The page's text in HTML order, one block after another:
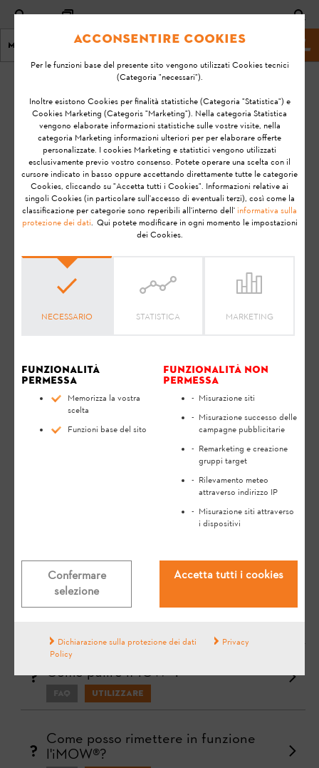
Menu Homepage
STIHL RMI 422 (VIKING MI 422)
FAQ relative al robot
tosaerba iMOW® RMI 422
Qui puoi trovare le risposte alle domande più
ricorrenti relative al robot tosaerba STIHL iMOW®
RMI 422(iMOW® 4).
Cosa bisogna tenere presente
quando si ripone l'iMOW® in
inverno?
Come pulire iMOW®?
FAQ Utilizzare
Come posso rimettere in funzione
l'iMOW®?
Acconsentire Cookies
Per le funzioni base del presente sito vengono utilizzati Cookies tecnici
(Categoria "necessari").
Inoltre esistono Cookies per finalità statistiche (Categoria "Statistica") e
Cookies Marketing (Categoris "Marketing"). Nella categoria Statistica
vengono elaborate informazioni statistiche sulle vostre visite, nella
categoria Marketing informazioni ulteriori per per elaborare offerte
personalizzate. I cookies Marketing e statistici vengono utilizzati
esclusivamente previo vostro consenso. Potete operare una scelta con il
cursore indicato in basso oppure accettando direttamente tutte le categorie
Cookies, cliccando su "Accetta tutti i Cookies". Informazioni relative ai
singoli Cookies (in particolare sull'accesso di eventuali terzi), così come la
classificazione per categorie sono reperibili all'interno dell' informativa sulla
protezione dei dati. Qui potete modificare in ogni momento le impostazioni
dei Cookies.
NECESSARIO STATISTICA MARKETING
Funzionalità
permessa
Memorizza la vostra
scelta
Funzioni base del sito
Funzionalità non
permessa
Misurazione siti
Misurazione successo delle
campagne pubblicitarie
Remarketing e creazione
gruppi target
Rilevamento meteo
attraverso indirizzo IP
Misurazione siti attraverso
i dispositivi
Confermare
selezione
Accetta tutti i cookies
Dichiarazione sulla protezione dei dati
Privacy
Policy